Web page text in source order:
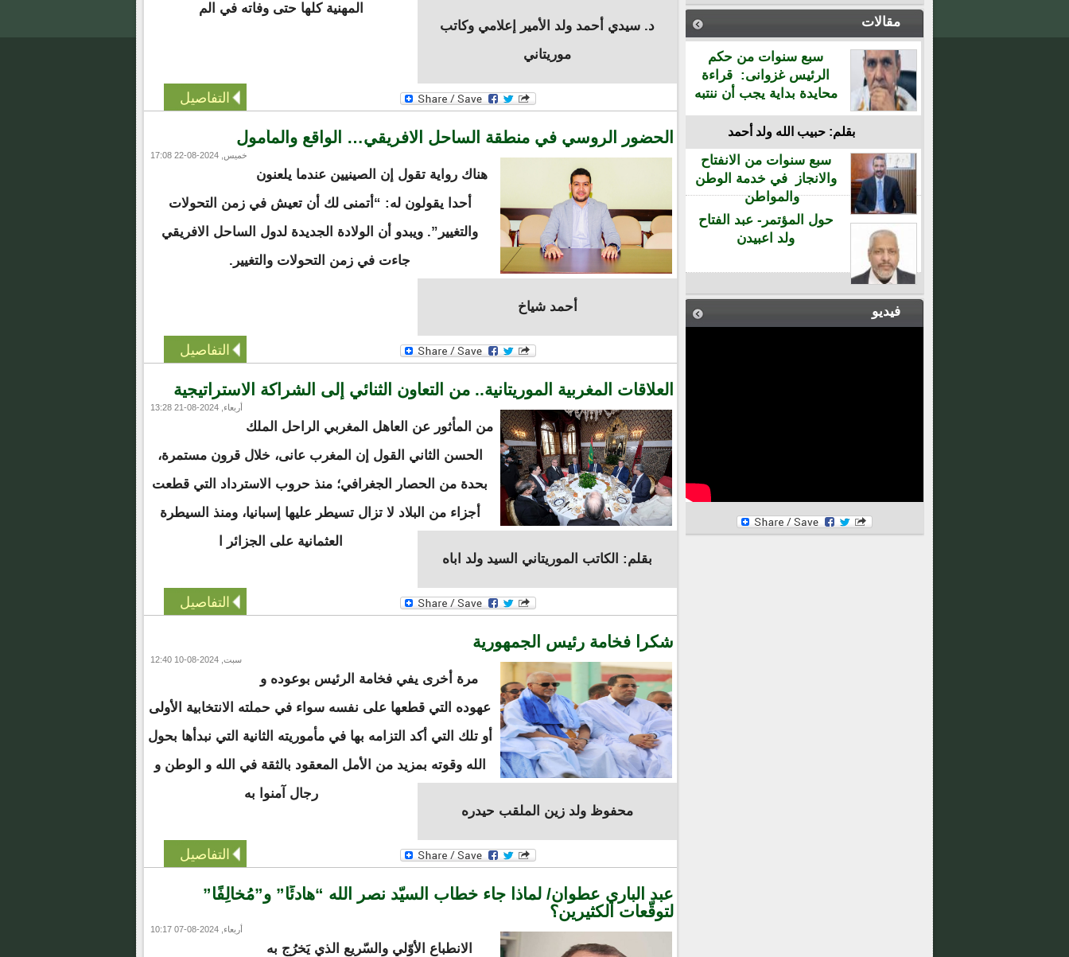
مقالات
سبع سنوات من حكم
الرئيس غزوانى: قراءة
محايدة بداية يجب أن ننتبه
بقلم: حبيب الله ولد أحمد
سبع سنوات من الانفتاح
والانجاز في خدمة الوطن
والمواطن
حول المؤتمر- عبد الفتاح
ولد اعبيدن
فيديو
د. سيدي أحمد ولد الأمير إعلامي وكاتب
موريتاني
المهنية كلها حتى وفاته في الم
التفاصيل
الحضور الروسي في منطقة الساحل الافريقي… الواقع والمأمول
خميس, 2024-08-22 17:08
أحمد شياخ
هناك رواية تقول إن الصينيين عندما يلعنون
أحدا يقولون له: “أتمنى لك أن تعيش في زمن التحولات
والتغيير”. ويبدو أن الولادة الجديدة لدول الساحل الافريقي
جاءت في زمن التحولات والتغيير.
التفاصيل
العلاقات المغربية الموريتانية.. من التعاون الثنائي إلى الشراكة الاستراتيجية
أربعاء, 2024-08-21 13:28
بقلم: الكاتب الموريتاني السيد ولد اباه
من المأثور عن العاهل المغربي الراحل الملك
الحسن الثاني القول إن المغرب عانى، خلال قرون مستمرة،
بحدة من الحصار الجغرافي؛ منذ حروب الاسترداد التي قطعت
أجزاء من البلاد لا تزال تسيطر عليها إسبانيا، ومنذ السيطرة
العثمانية على الجزائر ا
التفاصيل
شكرا فخامة رئيس الجمهورية
سبت, 2024-08-10 12:40
محفوظ ولد زين الملقب حيدره
مرة أخرى يفي فخامة الرئيس بوعوده و
عهوده التي قطعها على نفسه سواء في حملته الانتخابية الأولى
أو تلك التي أكد التزامه بها في مأموريته الثانية التي نبدأها بحول
الله وقوته بمزيد من الأمل المعقود بالثقة في الله و الوطن و
رجال آمنوا به
التفاصيل
عبد الباري عطوان/ لماذا جاء خطاب السيّد نصر الله “هادئًا” و”مُخالِفًا”
لتوقّعات الكثيرين؟
أربعاء, 2024-08-07 10:17
الانطباع الأوّلي والسّريع الذي يَخرُج به